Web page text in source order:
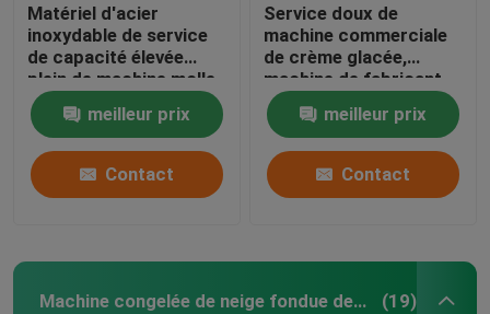
Matériel d'acier
inoxydable de service
de capacité élevée
plein de machine molle
commerciale de crème
glacée meilleur prix
Contact
Service doux de
machine commerciale
de crème glacée,
machine de fabricant
de crème glacée pour
des affairesmeilleur prix
Contact
Machine congelée de neige fondue de boissons (19)